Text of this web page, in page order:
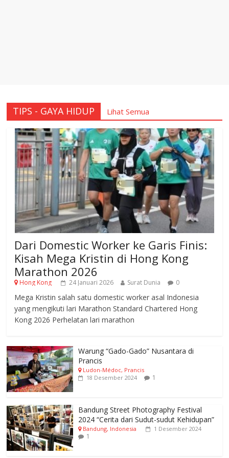
TIPS - GAYA HIDUP Lihat Semua
Dari Domestic Worker ke Garis Finis:
Kisah Mega Kristin di Hong Kong
Marathon 2026
Hong Kong 24 Januari 2026 Surat Dunia 0
Mega Kristin salah satu domestic worker asal Indonesia
yang mengikuti lari Marathon Standard Chartered Hong
Kong 2026 Perhelatan lari marathon
Warung “Gado-Gado” Nusantara di
Prancis
Ludon-Médoc, Prancis
18 Desember 2024
1
Bandung Street Photography Festival
2024 “Cerita dari Sudut-sudut Kehidupan”
Bandung, Indonesia 1 Desember 2024
1